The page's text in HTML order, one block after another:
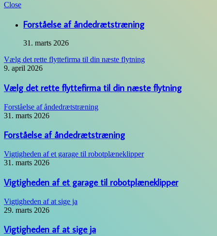
Close
Forståelse af åndedrætstræning
31. marts 2026
Vælg det rette flyttefirma til din næste flytning
9. april 2026
Vælg det rette flyttefirma til din næste flytning
Forståelse af åndedrætstræning
31. marts 2026
Forståelse af åndedrætstræning
Vigtigheden af et garage til robotplæneklipper
31. marts 2026
Vigtigheden af et garage til robotplæneklipper
Vigtigheden af at sige ja
29. marts 2026
Vigtigheden af at sige ja